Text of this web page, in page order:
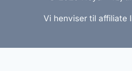
Vi henviser til affiliate